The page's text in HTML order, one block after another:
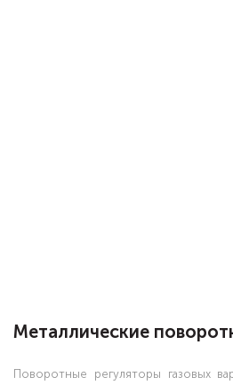
Металлические
Поворотные регуляторы газовых